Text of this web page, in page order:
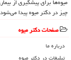
میوه‌ها برای پیشگیری از
چیز در دکتر میوه پیدا
صفحات دكتر میوه
درباره ما